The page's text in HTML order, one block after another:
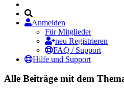
Anmelden
Für Mitglieder
neu Registrieren
FAQ / Support
Hilfe und Support
Alle Beiträge mit dem